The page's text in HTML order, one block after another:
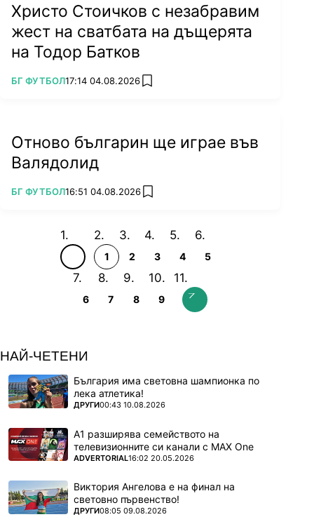
Христо Стоичков с незабравим
жест на сватбата на дъщерята
на Тодор Батков
ПОВЕЧЕ ОТ
БГ ФУТБОЛ17:14 04.08.2026 add favorites
Отново българин ще играе във
Валядолид
ПОВЕЧЕ ОТ
БГ ФУТБОЛ16:51 04.08.2026 add favorites
1 2 3 4 5
6 7 8 9
НАЙ-ЧЕТЕНИ
България има световна шампионка по
лека атлетика!
ПОВЕЧЕ ОТ
ДРУГИ00:43 10.08.2026
А1 разширява семейството на
телевизионните си канали с MAX One
ПОВЕЧЕ ОТ
ADVERTORIAL16:02 20.05.2026
Виктория Ангелова е на финал на
световно първенство!
ПОВЕЧЕ ОТ
ДРУГИ08:05 09.08.2026